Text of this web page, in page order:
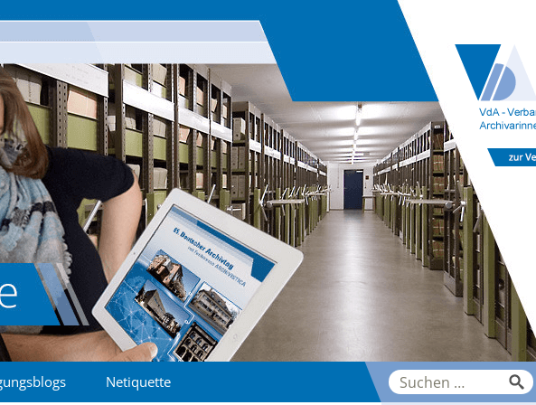
Netiquette
Suche
nach: